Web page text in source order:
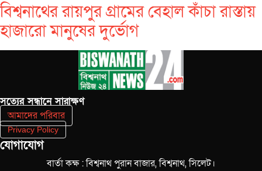
বিশ্বনাথের রায়পুর গ্রামের বেহাল কাঁচা রাস্তায়
হাজারো মানুষের দুর্ভোগ
সত‌্যের সন্ধানে সারাক্ষণ
আমাদের পরিবার
Privacy Policy
যোগাযোগ
বার্তা কক্ষ : বিশ্বনাথ পুরান বাজার, বিশ্বনাথ, সিলেট।